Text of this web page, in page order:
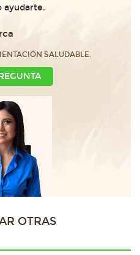
ayudarte.
SALUDABLE.
OTRAS